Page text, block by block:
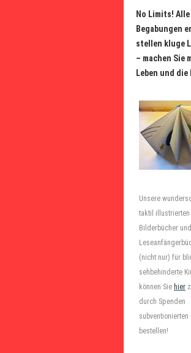
No Limits!
Begabungen
stellen kluge
– machen Sie
Leben und
Unsere
taktil illustrierten
Bilderbücher und
(nicht nur) für
sehbehinderte
können Sie hier
durch Spenden
subventionierten
bestellen!